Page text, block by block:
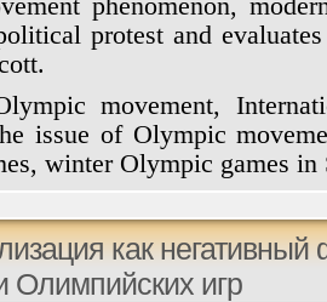
protest and
movement,
issue of Olympic
winter Olympic games in
как негативный
Олимпийских игр